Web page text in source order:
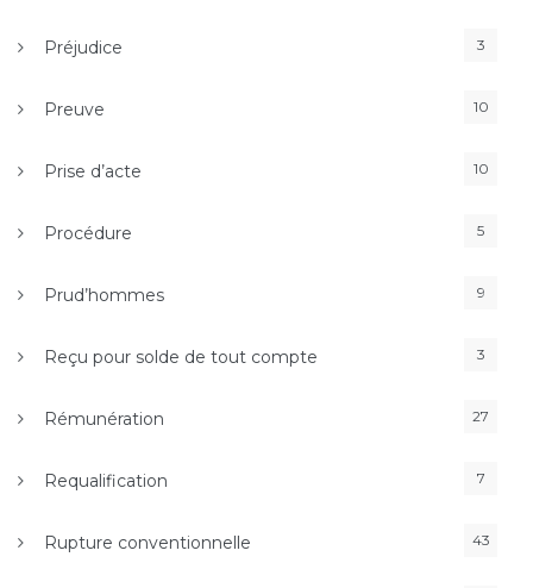
Préjudice 3
Preuve 10
Prise d’acte 10
Procédure 5
Prud’hommes 9
Reçu pour solde de tout compte 3
Rémunération 27
Requalification 7
Rupture conventionnelle 43